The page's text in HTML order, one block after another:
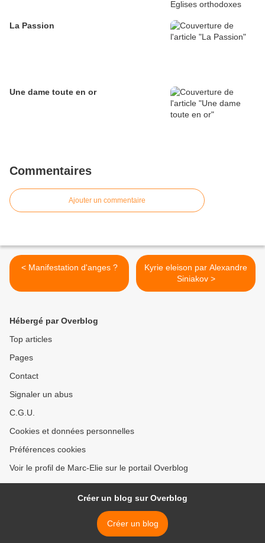
La Passion
Une dame toute en or
Commentaires
Ajouter un commentaire
< Manifestation d'anges ?
Kyrie eleison par Alexandre
Siniakov >
Hébergé par Overblog
Top articles
Pages
Contact
Signaler un abus
C.G.U.
Cookies et données personnelles
Préférences cookies
Voir le profil de Marc-Elie sur le portail Overblog
Créer un blog sur Overblog
Créer un blog